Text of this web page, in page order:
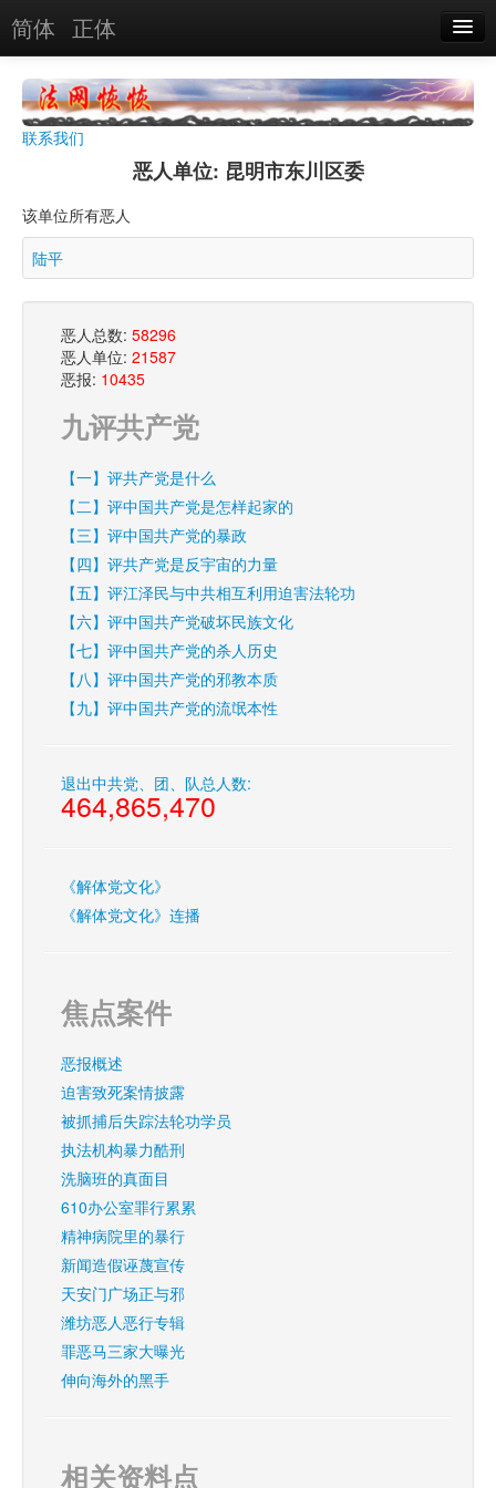
简体 正体
恶报实例
恶人单位
单位图片
联系我们
恶人单位: 昆明市东川区委
该单位所有恶人
陆平
恶人总数: 58296
恶人单位: 21587
恶报: 10435
九评共产党
【一】评共产党是什么
【二】评中国共产党是怎样起家的
【三】评中国共产党的暴政
【四】评共产党是反宇宙的力量
【五】评江泽民与中共相互利用迫害法轮功
【六】评中国共产党破坏民族文化
【七】评中国共产党的杀人历史
【八】评中国共产党的邪教本质
【九】评中国共产党的流氓本性
退出中共党、团、队总人数:
464,865,470
《解体党文化》
《解体党文化》连播
焦点案件
恶报概述
迫害致死案情披露
被抓捕后失踪法轮功学员
执法机构暴力酷刑
洗脑班的真面目
610办公室罪行累累
精神病院里的暴行
新闻造假诬蔑宣传
天安门广场正与邪
潍坊恶人恶行专辑
罪恶马三家大曝光
伸向海外的黑手
相关资料点